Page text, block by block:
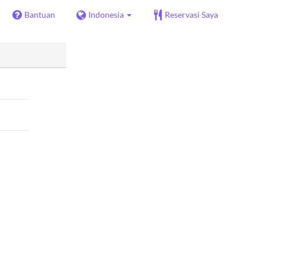
Bantuan Indonesia Reservasi Saya